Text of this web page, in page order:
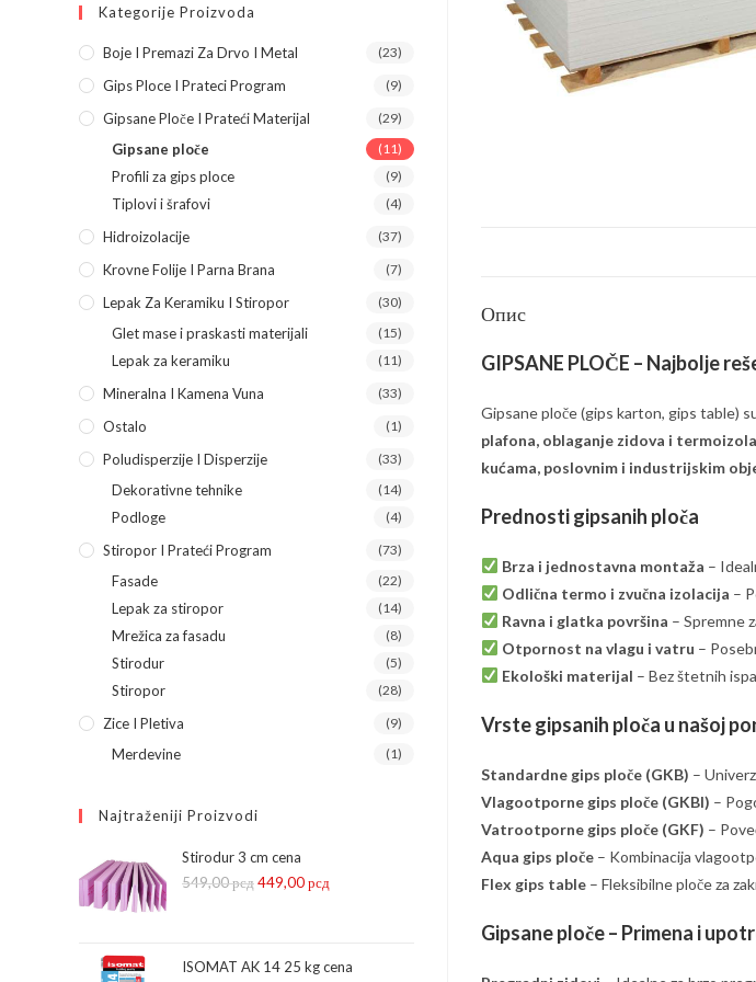
Опис
GIPSANE PLOČE – Najbolje
Gipsane ploče (gips karton, gips table)
plafona, oblaganje zidova i
kućama, poslovnim i industrijskim
Prednosti gipsanih ploča
Brza i jednostavna montaža –
Odlična termo i zvučna izolacija –
Ravna i glatka površina – Spremne
Otpornost na vlagu i vatru –
Ekološki materijal – Bez štetnih
Vrste gipsanih ploča u našoj
Standardne gips ploče (GKB) –
Vlagootporne gips ploče (GKBI) –
Vatrootporne gips ploče (GKF) –
Aqua gips ploče – Kombinacija
Flex gips table – Fleksibilne ploče za
Gipsane ploče – Primena i
Kategorije Proizvoda
Boje I Premazi Za Drvo I Metal (23)
Gips Ploce I Prateci Program (9)
Gipsane Ploče I Prateći Materijal (29)
Gipsane ploče (11)
Profili za gips ploce (9)
Tiplovi i šrafovi (4)
Hidroizolacije (37)
Krovne Folije I Parna Brana (7)
Lepak Za Keramiku I Stiropor (30)
Glet mase i praskasti materijali (15)
Lepak za keramiku (11)
Mineralna I Kamena Vuna (33)
Ostalo (1)
Poludisperzije I Disperzije (33)
Dekorativne tehnike (14)
Podloge (4)
Stiropor I Prateći Program (73)
Fasade (22)
Lepak za stiropor (14)
Mrežica za fasadu (8)
Stirodur (5)
Stiropor (28)
Zice I Pletiva (9)
Merdevine (1)
Najtraženiji Proizvodi
Stirodur 3 cm cena
549,00рсдОригинална
била:
449,00рсдТренутна
449,00 рсд.
ISOMAT AK 14 25 kg cena